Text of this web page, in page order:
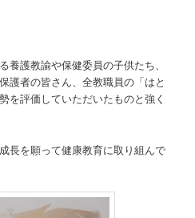
養護教諭や保健委員の子供たち、
護者の皆さん、全教職員の「はと
を評価していただいたものと強く
長を願って健康教育に取り組んで